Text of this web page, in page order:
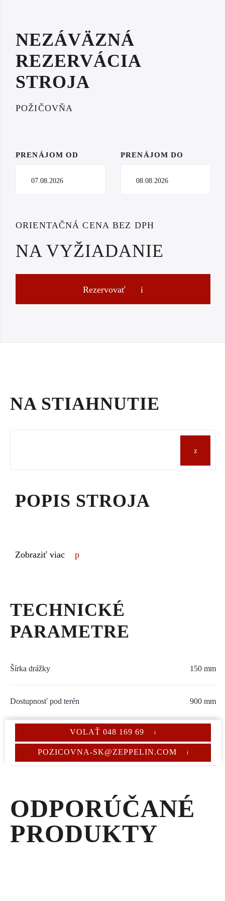
NEZÁVÄZNÁ
REZERVÁCIA
STROJA
POŽIČOVŇA
PRENÁJOM OD PRENÁJOM DO
ORIENTAČNÁ CENA BEZ DPH
NA VYŽIADANIE
Rezervovať
NA STIAHNUTIE
POPIS STROJA
.
Zobraziť viac
TECHNICKÉ
PARAMETRE
Šírka drážky 150 mm
Dostupnosť pod terén 900 mm
VOLAŤ 048 169 69
POZICOVNA-SK@ZEPPELIN.COM
ODPORÚČANÉ
PRODUKTY